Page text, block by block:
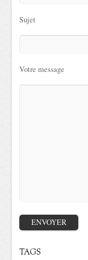
Sujet
Votre message
TAGS